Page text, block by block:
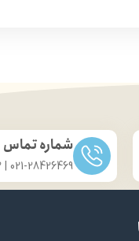
شماره تماس
021-28426469 | 031-33686592